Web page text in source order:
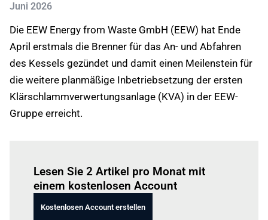
Juni 2026
Die EEW Energy from Waste GmbH (EEW) hat Ende
April erstmals die Brenner für das An- und Abfahren
des Kessels gezündet und damit einen Meilenstein für
die weitere planmäßige Inbetriebsetzung der ersten
Klärschlammverwertungsanlage (KVA) in der EEW-
Gruppe erreicht.
Lesen Sie 2 Artikel pro Monat mit
einem kostenlosen Account
Kostenlosen Account erstellen